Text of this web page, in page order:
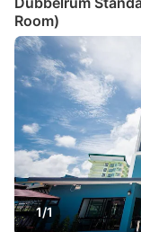
Room)
1/1